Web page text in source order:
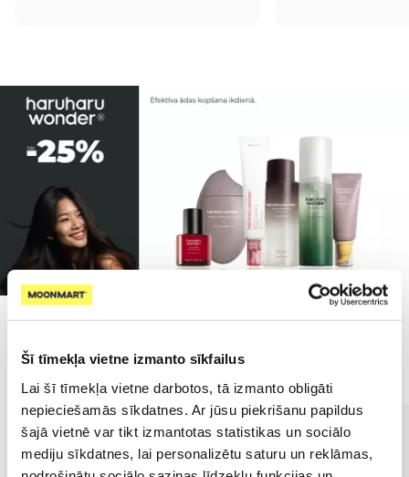
Šī tīmekļa vietne izmanto sīkfailus
Lai šī tīmekļa vietne darbotos, tā izmanto obligāti
nepieciešamās sīkdatnes. Ar jūsu piekrišanu papildus
šajā vietnē var tikt izmantotas statistikas un sociālo
mediju sīkdatnes, lai personalizētu saturu un reklāmas,
Populārākie kategorijā